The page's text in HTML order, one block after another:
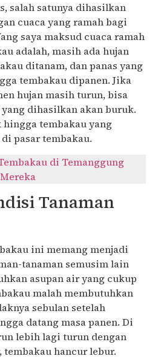
salah satunya dihasilkan
cuaca yang ramah bagi
saya maksud cuaca ramah
adalah, masih ada hujan
ditanam, dan panas yang
tembakau dipanen. Jika
hujan masih turun, bisa
dihasilkan akan buruk.
tembakau yang
pasar tembakau.
di Temanggung
Tanaman
ini memang menjadi
tanaman semusim lain
asupan air yang cukup
malah membutuhkan
sebulan setelah
datang masa panen. Di
lebih lagi turun dengan
tembakau hancur lebur.